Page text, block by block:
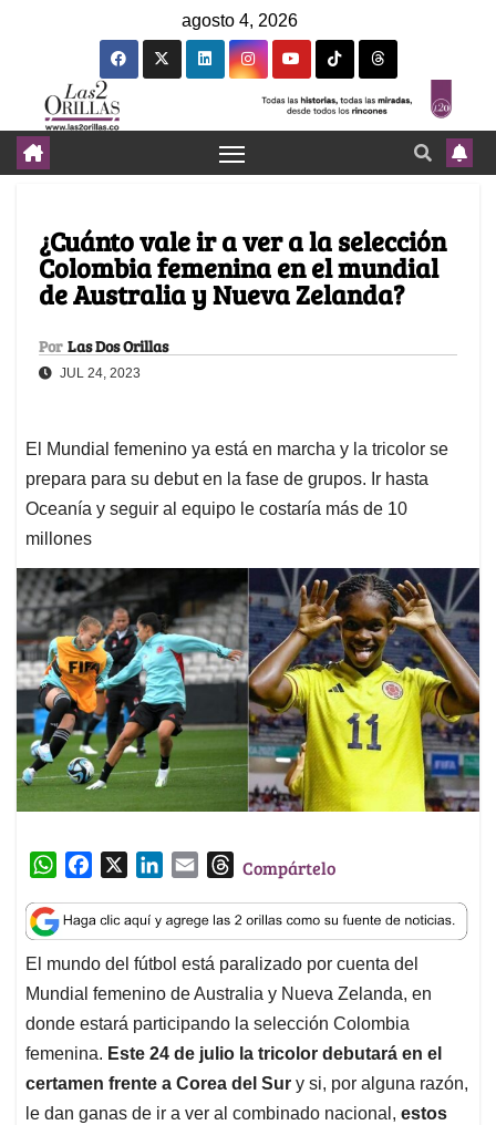
agosto 4, 2026
¿Cuánto vale ir a ver a la selección
Colombia femenina en el mundial
de Australia y Nueva Zelanda?
Por Las Dos Orillas
JUL 24, 2023
El Mundial femenino ya está en marcha y la tricolor se
prepara para su debut en la fase de grupos. Ir hasta
Oceanía y seguir al equipo le costaría más de 10
millones
W
a
t
s
A
p
p
c
e
b
o
o
k
n
k
e
d
I
n
a
i
l
T
r
e
a
d
s
Compártelo
El mundo del fútbol está paralizado por cuenta del
Mundial femenino de Australia y Nueva Zelanda, en
donde estará participando la selección Colombia
femenina. Este 24 de julio la tricolor debutará en el
certamen frente a Corea del Sur y si, por alguna razón,
le dan ganas de ir a ver al combinado nacional, estos